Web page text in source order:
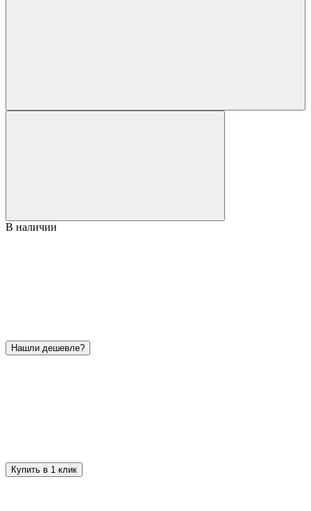
В наличии
Нашли дешевле?
Купить в 1 клик